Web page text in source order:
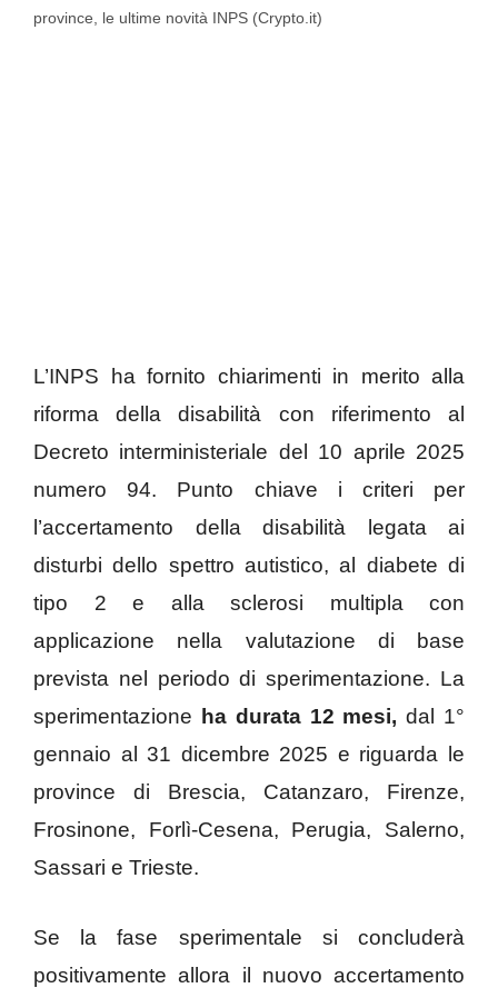
province, le ultime novità INPS (Crypto.it)
L’INPS ha fornito chiarimenti in merito alla
riforma della disabilità con riferimento al
Decreto interministeriale del 10 aprile 2025
numero 94. Punto chiave i criteri per
l’accertamento della disabilità legata ai
disturbi dello spettro autistico, al diabete di
tipo 2 e alla sclerosi multipla con
applicazione nella valutazione di base
prevista nel periodo di sperimentazione. La
sperimentazione ha durata 12 mesi, dal 1°
gennaio al 31 dicembre 2025 e riguarda le
province di Brescia, Catanzaro, Firenze,
Frosinone, Forlì-Cesena, Perugia, Salerno,
Sassari e Trieste.
Se la fase sperimentale si concluderà
positivamente allora il nuovo accertamento